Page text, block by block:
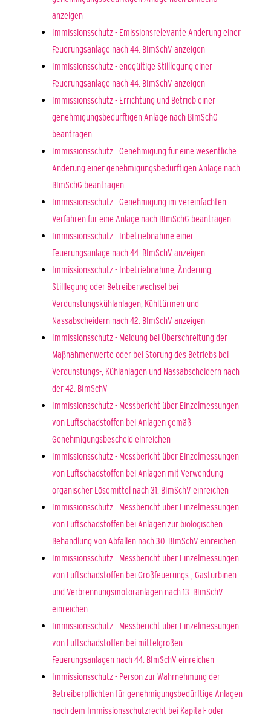
anzeigen
Immissionsschutz - Emissionsrelevante Änderung einer
Feuerungsanlage nach 44. BImSchV anzeigen
Immissionsschutz - endgültige Stilllegung einer
Feuerungsanlage nach 44. BImSchV anzeigen
Immissionsschutz - Errichtung und Betrieb einer
genehmigungsbedürftigen Anlage nach BImSchG
beantragen
Immissionsschutz - Genehmigung für eine wesentliche
Änderung einer genehmigungsbedürftigen Anlage nach
BImSchG beantragen
Immissionsschutz - Genehmigung im vereinfachten
Verfahren für eine Anlage nach BImSchG beantragen
Immissionsschutz - Inbetriebnahme einer
Feuerungsanlage nach 44. BImSchV anzeigen
Immissionsschutz - Inbetriebnahme, Änderung,
Stilllegung oder Betreiberwechsel bei
Verdunstungskühlanlagen, Kühltürmen und
Nassabscheidern nach 42. BImSchV anzeigen
Immissionsschutz - Meldung bei Überschreitung der
Maßnahmenwerte oder bei Störung des Betriebs bei
Verdunstungs-, Kühlanlagen und Nassabscheidern nach
der 42. BImSchV
Immissionsschutz - Messbericht über Einzelmessungen
von Luftschadstoffen bei Anlagen gemäß
Genehmigungsbescheid einreichen
Immissionsschutz - Messbericht über Einzelmessungen
von Luftschadstoffen bei Anlagen mit Verwendung
organischer Lösemittel nach 31. BImSchV einreichen
Immissionsschutz - Messbericht über Einzelmessungen
von Luftschadstoffen bei Anlagen zur biologischen
Behandlung von Abfällen nach 30. BImSchV einreichen
Immissionsschutz - Messbericht über Einzelmessungen
von Luftschadstoffen bei Großfeuerungs-, Gasturbinen-
und Verbrennungsmotoranlagen nach 13. BImSchV
einreichen
Immissionsschutz - Messbericht über Einzelmessungen
von Luftschadstoffen bei mittelgroßen
Feuerungsanlagen nach 44. BImSchV einreichen
Immissionsschutz - Person zur Wahrnehmung der
Betreiberpflichten für genehmigungsbedürftige Anlagen
nach dem Immissionsschutzrecht bei Kapital- oder